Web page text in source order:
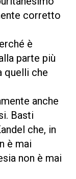
corretto
è
parte più
quelli che
anche
Basti
che, in
è mai
non è mai